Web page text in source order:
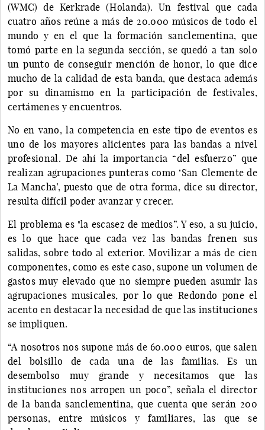
(WMC) de Kerkrade (Holanda). Un festival que cada
cuatro años reúne a más de 20.000 músicos de todo el
mundo y en el que la formación sanclementina, que
tomó parte en la segunda sección, se quedó a tan solo
un punto de conseguir mención de honor, lo que dice
mucho de la calidad de esta banda, que destaca además
por su dinamismo en la participación de festivales,
certámenes y encuentros.
No en vano, la competencia en este tipo de eventos es
uno de los mayores alicientes para las bandas a nivel
profesional. De ahí la importancia “del esfuerzo” que
realizan agrupaciones punteras como ‘San Clemente de
La Mancha’, puesto que de otra forma, dice su director,
resulta difícil poder avanzar y crecer.
El problema es "la escasez de medios”. Y eso, a su juicio,
es lo que hace que cada vez las bandas frenen sus
salidas, sobre todo al exterior. Movilizar a más de cien
componentes, como es este caso, supone un volumen de
gastos muy elevado que no siempre pueden asumir las
agrupaciones musicales, por lo que Redondo pone el
acento en destacar la necesidad de que las instituciones
se impliquen.
“A nosotros nos supone más de 60.000 euros, que salen
del bolsillo de cada una de las familias. Es un
desembolso muy grande y necesitamos que las
instituciones nos arropen un poco”, señala el director
de la banda sanclementina, que cuenta que serán 200
personas, entre músicos y familiares, las que se